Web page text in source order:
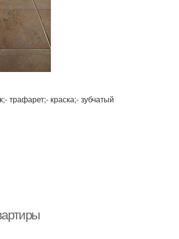
трафарет;- краска;- зубчатый